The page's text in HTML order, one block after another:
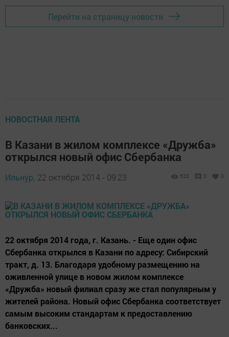
Перейти на страницу новости
НОВОСТНАЯ ЛЕНТА
В Казани в жилом комплексе «Дружба»
открылся новый офис Сбербанка
Ильнур, 22 октября 2014 - 09:23 520 0 0
22 октября 2014 года, г. Казань. - Еще один офис
Сбербанка открылся в Казани по адресу: Сибирский
тракт, д. 13. Благодаря удобному размещению на
оживленной улице в новом жилом комплексе
«Дружба» новый филиал сразу же стал популярным у
жителей района. Новый офис Сбербанка соответствует
самым высоким стандартам к предоставлению
банковских...